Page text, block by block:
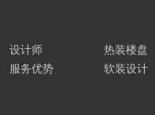
设计师
热装楼盘
服务优势 软装设计